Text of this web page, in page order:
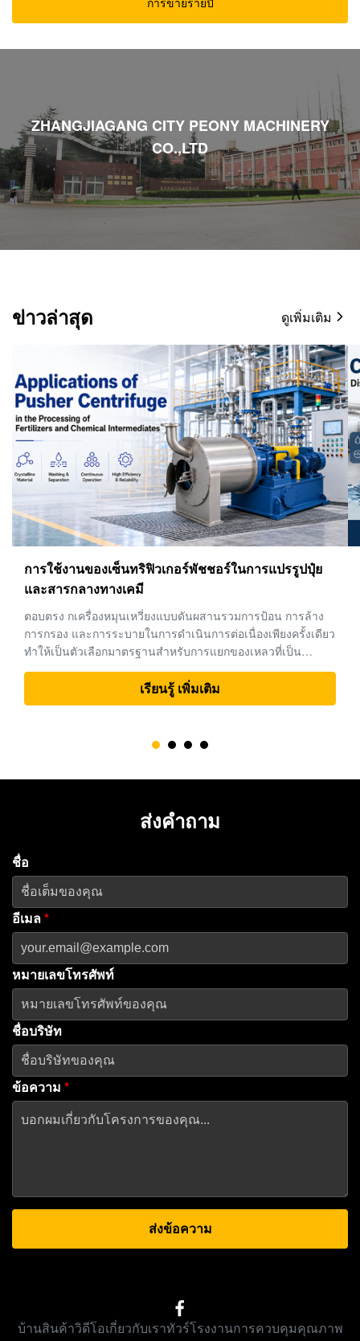
ZHANGJIAGANG CITY PEONY MACHINERY
CO.,LTD
ข่าวล่าสุด ดูเพิ่มเติม
เครื่องแยกแบบแรงเหวี่ยง: เครื่องหมุนเหวี่ยงแบบกองซ้อน
กับเครื่องหมุนเหวี่ยงแบบขวดเหล้าสำหรับการแปรรูป
ตอบตรง สำหรับเทศบาลและอุตสาหกรรมส่วนใหญ่การบำบัดน้ำ
เสียจากตะกอนน้ำเสียแอพพลิเคชัน,เครื่องหมุนเหวี่ยงขวดเหล้า
เป็นตัวเลือกหลักสำหรับการแยกของแข็งอย่างต่อเนื่องเครื่องหมุน
เหวี่ยงดิสก์สแต็กส่วนใหญ่จะใช้สำหรับการทำให้อนุภาคละเอียด
การแยกของเหลวและของเหลวและการขัดเงาที่ต้องการความใส
ของของเหลวที่สูงขึ้น กร...
เรียนรู้ เพิ่มเติม
ส่งคำถาม
ชื่อ
อีเมล*
หมายเลขโทรศัพท์
ชื่อบริษัท
ข้อความ *
ส่งข้อความ
บ้านสินค้าวิดีโอเกี่ยวกับเราทัวร์โรงงานการควบคุมคุณภาพ